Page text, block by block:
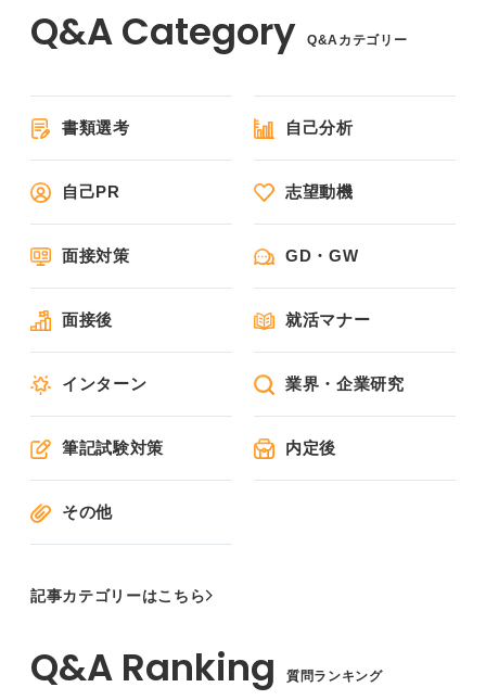
Q&Aカテゴリー
書類選考 自己分析
自己PR 志望動機
面接対策 GD・GW
面接後 就活マナー
インターン 業界・企業研究
筆記試験対策 内定後
その他
記事カテゴリーはこちら
質問ランキング